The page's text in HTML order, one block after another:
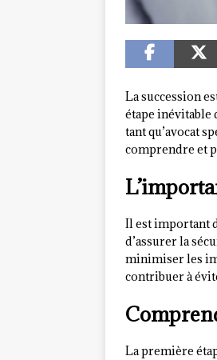
La succession
étape inévitable
tant qu’avocat
comprendre et
Il est important
d’assurer la
minimiser les
contribuer à
La première